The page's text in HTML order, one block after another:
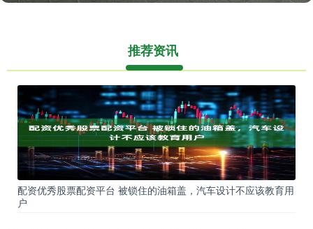
推荐资讯
配资优秀股票配资平台 被锁住的油箱盖，汽车设计不应该教育用
户